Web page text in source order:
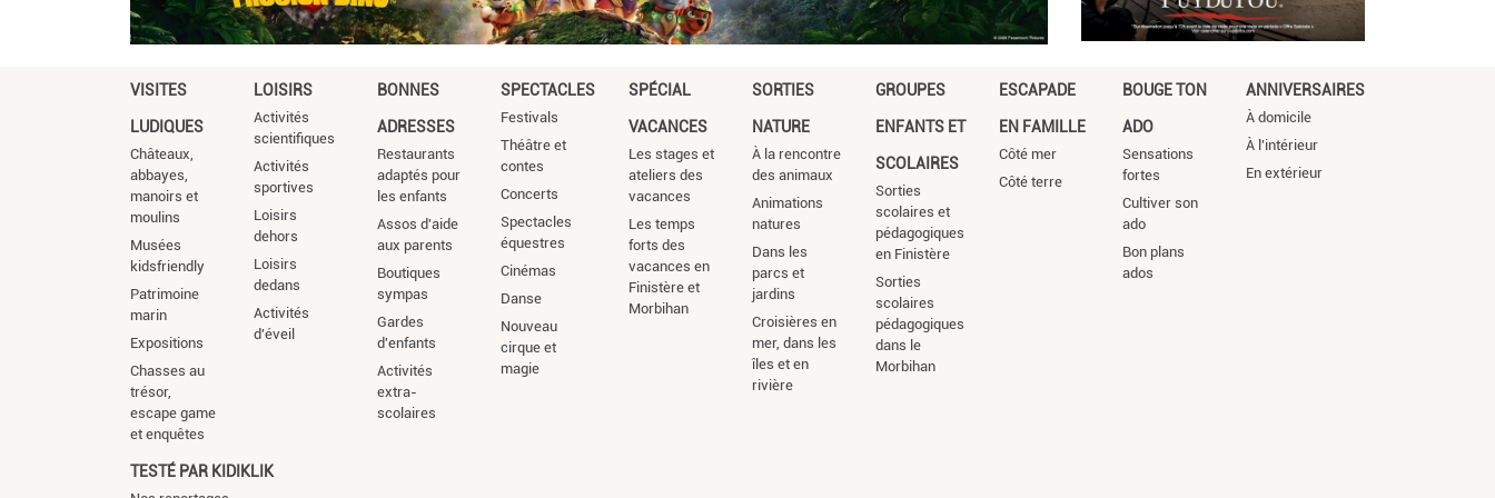
VISITES
LUDIQUES
Châteaux,
abbayes,
manoirs et
moulins
Musées
kidsfriendly
Patrimoine
marin
Expositions
Chasses au
trésor,
escape game
et enquêtes
LOISIRS
Activités
scientifiques
Activités
sportives
Loisirs
dehors
Loisirs
dedans
Activités
d'éveil
BONNES
ADRESSES
Restaurants
adaptés pour
les enfants
Assos d'aide
aux parents
Boutiques
sympas
Gardes
d'enfants
Activités
extra-
scolaires
SPECTACLES
Festivals
Théâtre et
contes
Concerts
Spectacles
équestres
Cinémas
Danse
Nouveau
cirque et
magie
SPÉCIAL
VACANCES
Les stages et
ateliers des
vacances
Les temps
forts des
vacances en
Finistère et
Morbihan
SORTIES
NATURE
À la rencontre
des animaux
Animations
natures
Dans les
parcs et
jardins
Croisières en
mer, dans les
îles et en
rivière
GROUPES
ENFANTS ET
SCOLAIRES
Sorties
scolaires et
pédagogiques
en Finistère
Sorties
scolaires
pédagogiques
dans le
Morbihan
ESCAPADE
EN FAMILLE
Côté mer
Côté terre
BOUGE TON
ADO
Sensations
fortes
Cultiver son
ado
Bon plans
ados
ANNIVERSAIRES
À domicile
À l'intérieur
En extérieur
TESTÉ PAR KIDIKLIK